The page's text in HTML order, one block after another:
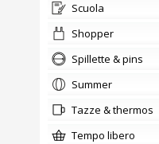
scuola
shopper
Spillette & pins
summer
tazze & thermos
tempo libero